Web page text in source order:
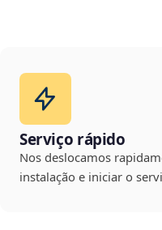
Serviço rápido
Nos deslocamos
instalação e iniciar o